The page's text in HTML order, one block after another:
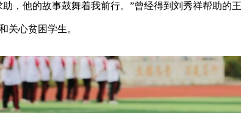
，他的故事鼓舞着我前行。”曾经得到刘秀祥帮助的
关心贫困学生。